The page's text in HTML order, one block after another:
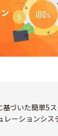
づいた簡単5
レーションシス